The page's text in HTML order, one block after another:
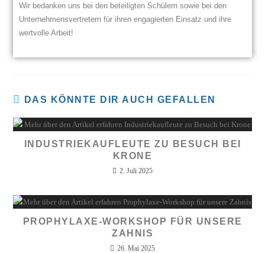
Wir bedanken uns bei den beteiligten Schülern sowie bei den
Unternehmensvertretern für ihren engagierten Einsatz und ihre
wertvolle Arbeit!
DAS KÖNNTE DIR AUCH GEFALLEN
INDUSTRIEKAUFLEUTE ZU BESUCH BEI
KRONE
2. Juli 2025
PROPHYLAXE-WORKSHOP FÜR UNSERE
ZAHNIS
26. Mai 2025